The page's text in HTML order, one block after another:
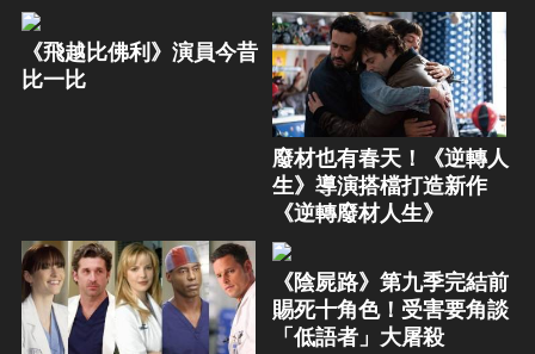
《飛越比佛利》演員今昔
比一比
廢材也有春天！《逆轉人
生》導演搭檔打造新作
《逆轉廢材人生》
《陰屍路》第九季完結前
賜死十角色！受害要角談
「低語者」大屠殺